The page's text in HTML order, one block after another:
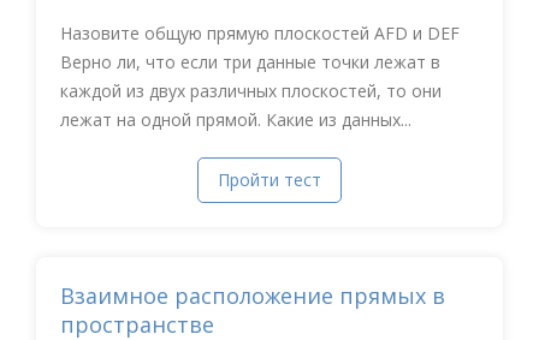
Назовите общую прямую плоскостей AFD и DEF
Верно ли, что если три данные точки лежат в
каждой из двух различных плоскостей, то они
лежат на одной прямой. Какие из данных...
Пройти тест
Взаимное расположение прямых в
пространстве